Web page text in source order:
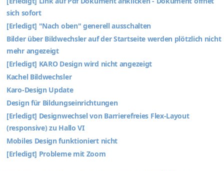
sich sofort
[Erledigt] "Nach oben" generell ausschalten
Bilder über Bildwechsler auf der Startseite werden plötzlich nicht
mehr angezeigt
[Erledigt] KARO Design wird nicht angezeigt
Kachel Bildwechsler
Karo-Design Update
Design für Bildungseinrichtungen
[Erledigt] Designwechsel von Barrierefreies Flex-Layout
(responsive) zu Hallo VI
Mobiles Design funktioniert nicht
[Erledigt] Probleme mit Zoom